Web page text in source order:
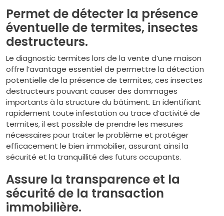
Permet de détecter la présence
éventuelle de termites, insectes
destructeurs.
Le diagnostic termites lors de la vente d’une maison
offre l’avantage essentiel de permettre la détection
potentielle de la présence de termites, ces insectes
destructeurs pouvant causer des dommages
importants à la structure du bâtiment. En identifiant
rapidement toute infestation ou trace d’activité de
termites, il est possible de prendre les mesures
nécessaires pour traiter le problème et protéger
efficacement le bien immobilier, assurant ainsi la
sécurité et la tranquillité des futurs occupants.
Assure la transparence et la
sécurité de la transaction
immobilière.